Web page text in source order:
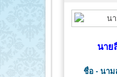
นาย
ชื่อ - นา